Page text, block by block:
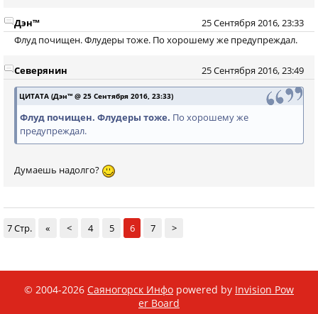
25 Сентября 2016, 23:33
Дэн™
Флуд почищен. Флудеры тоже. По хорошему же предупреждал.
25 Сентября 2016, 23:49
Северянин
ЦИТАТА (Дэн™ @ 25 Сентября 2016, 23:33)
Флуд почищен. Флудеры тоже. По хорошему же
предупреждал.
Думаешь надолго?
7 Стр. « < 4 5 6 7 >
© 2004-2026 Саяногорск Инфо powered by Invision Pow
er Board